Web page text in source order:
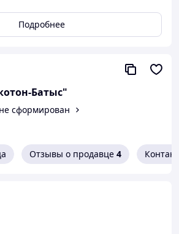
зданий.
мм
до 4 часов
Подробнее
Батыс"
сформирован
Отзывы о продавце 4